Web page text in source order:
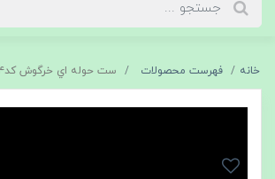
خانه فهرست محصولات ست حوله اي خرگوش كد٧٣٤